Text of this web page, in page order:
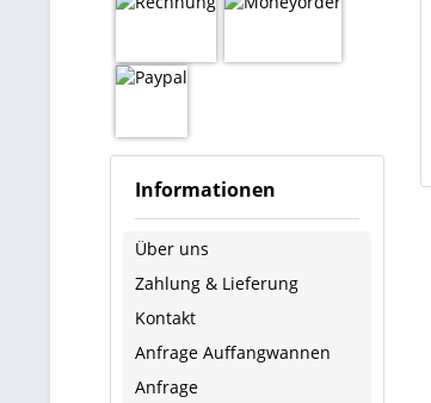
Informationen
Über uns
Zahlung & Lieferung
Kontakt
Anfrage Auffangwannen
Anfrage